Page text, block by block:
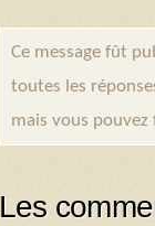
Ce message fût
toutes les
mais vous
Les